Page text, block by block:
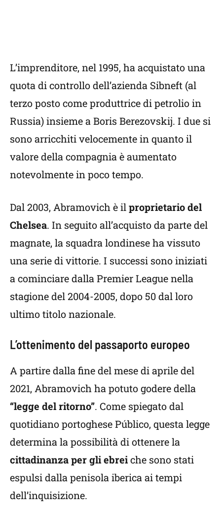
L’imprenditore, nel 1995, ha acquistato una
quota di controllo dell’azienda Sibneft (al
terzo posto come produttrice di petrolio in
Russia) insieme a Boris Berezovskij. I due si
sono arricchiti velocemente in quanto il
valore della compagnia è aumentato
notevolmente in poco tempo.
Dal 2003, Abramovich è ilproprietario del
Chelsea. In seguito all’acquisto da parte del
magnate, la squadra londinese ha vissuto
una serie di vittorie. I successi sono iniziati
a cominciare dalla Premier League nella
stagione del 2004-2005, dopo 50 dal loro
ultimo titolo nazionale.
L’ottenimento del passaporto europeo
A partire dalla fine del mese di aprile del
2021, Abramovich ha potuto godere della
“legge del ritorno”. Come spiegato dal
quotidiano portoghese Público, questa legge
determina la possibilità di ottenere la
cittadinanza per gli ebreiche sono stati
espulsi dalla penisola iberica ai tempi
dell’inquisizione.